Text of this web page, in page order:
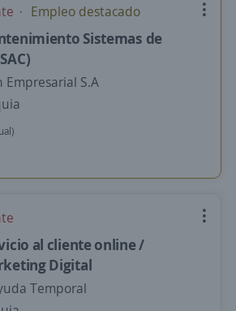
Empleo destacado
Sistemas de
Empresarial S.A
al cliente online /
Digital
Temporal